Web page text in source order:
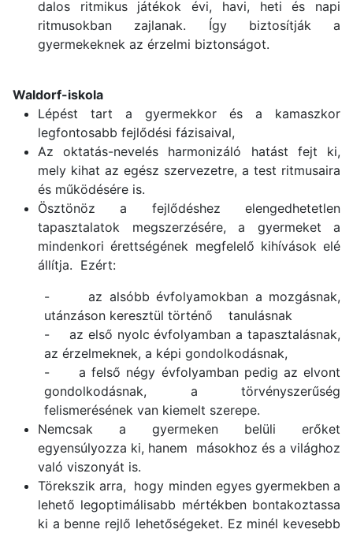
dalos ritmikus játékok évi, havi, heti és napi
ritmusokban zajlanak. Így biztosítják a
gyermekeknek az érzelmi biztonságot.
Waldorf-iskola
Lépést tart a gyermekkor és a kamaszkor
legfontosabb fejlődési fázisaival,
Az oktatás-nevelés harmonizáló hatást fejt ki,
mely kihat az egész szervezetre, a test ritmusaira
és működésére is.
Ösztönöz a fejlődéshez elengedhetetlen
tapasztalatok megszerzésére, a gyermeket a
mindenkori érettségének megfelelő kihívások elé
állítja. Ezért:
-
az alsóbb évfolyamokban a mozgásnak,
utánzáson keresztül történő tanulásnak
-
az első nyolc évfolyamban a tapasztalásnak,
az érzelmeknek, a képi gondolkodásnak,
-
a felső négy évfolyamban pedig az elvont
gondolkodásnak, a törvényszerűség
felismerésének van kiemelt szerepe.
Nemcsak a gyermeken belüli erőket
egyensúlyozza ki, hanem másokhoz és a világhoz
való viszonyát is.
Törekszik arra, hogy minden egyes gyermekben a
lehető legoptimálisabb mértékben bontakoztassa
ki a benne rejlő lehetőségeket. Ez minél kevesebb